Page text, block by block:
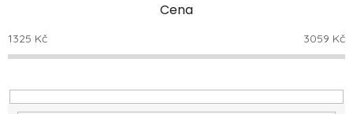
p
r
o
u
Cena
1325 Kč 3059 Kč